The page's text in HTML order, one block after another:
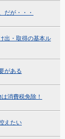
だが・・・
出・取得の基本ル
がある
消費税免除！
えたい